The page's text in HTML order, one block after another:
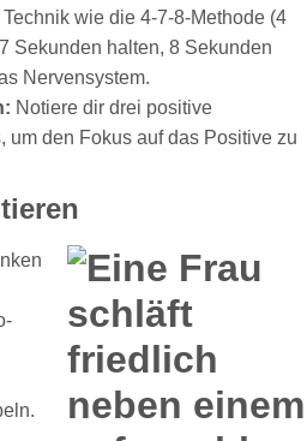
Technik wie die 4-7-8-Methode (4
Sekunden halten, 8 Sekunden
Nervensystem.
Notiere dir drei positive
um den Fokus auf das Positive zu